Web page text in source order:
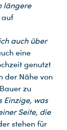
längere
auf
auch über
eine
genutzt
der Nähe von
zu
Einzige, was
Seite, die
stehen für